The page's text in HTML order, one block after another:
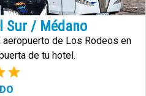
Sur / Médano
de Los Rodeos en
de tu hotel.
(4)
DO